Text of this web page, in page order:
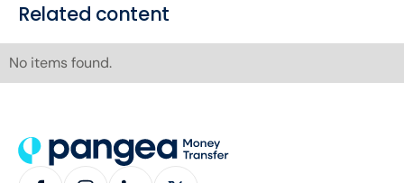
Related content
No items found.